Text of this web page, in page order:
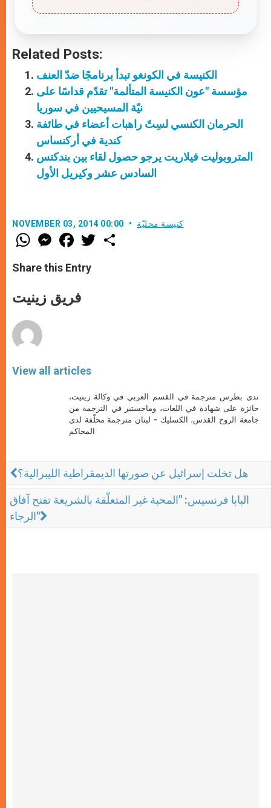
Related Posts:
الكنيسة في الكونغو تبدأ برنامجًا ضدّ العنف
مؤسسة "عون الكنيسة المتألمة" تقدّم قداسًا على
نيّة المسيحيين في سوريا
الحرمان الكنسي لسِتّ راهبات أعضاء في طائفة
كندية في أركنساس
المتروبوليت فيلاريت يرجو حصول لقاء بين بندكتس
السادس عشر وكيريل الأول
NOVEMBER 03, 2014 00:00 كنيسة محليّة
W
h
t
s
p
p
M
e
s
e
g
e
F
a
e
b
o
k
w
Share this Entry
فريق زينيت
View all articles
ندى بطرس مترجمة في القسم العربي في وكالة زينيت،
حائزة على شهادة في اللغات، وماجستير في الترجمة من
جامعة الروح القدس، الكسليك - لبنان مترجمة محلّفة لدى
المحاكم
هل تخلت إسرائيل عن صورتها الديمقراطية الليبرالية؟
البابا فرنسيس: "المحبة غير المتعلّقة بالشريعة تفتح آفاق
الرجاء"